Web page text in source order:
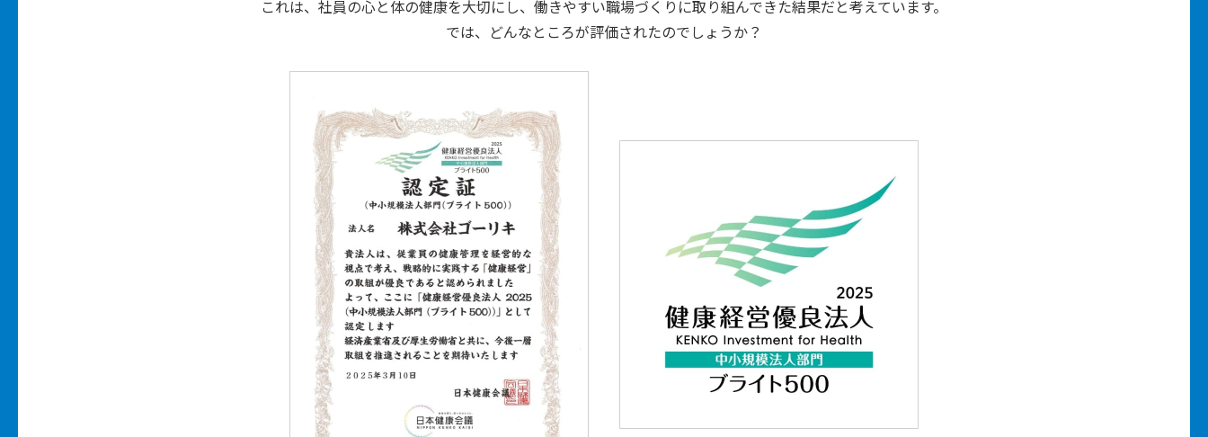
これは、社員の心と体の健康を大切にし、働きやすい職場づくりに取り組んできた結果だと考えています。
では、どんなところが評価されたのでしょうか？